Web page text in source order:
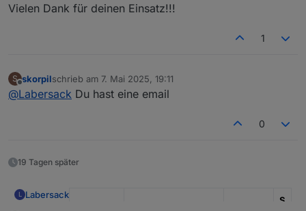
Vielen Dank für deinen Einsatz!!!
1
S
Offline
skorpilschrieb am 7. Mai 2025, 19:11
zuletzt editiert von
@Labersack Du hast eine email
0
19 Tagen später
L Labersack
S